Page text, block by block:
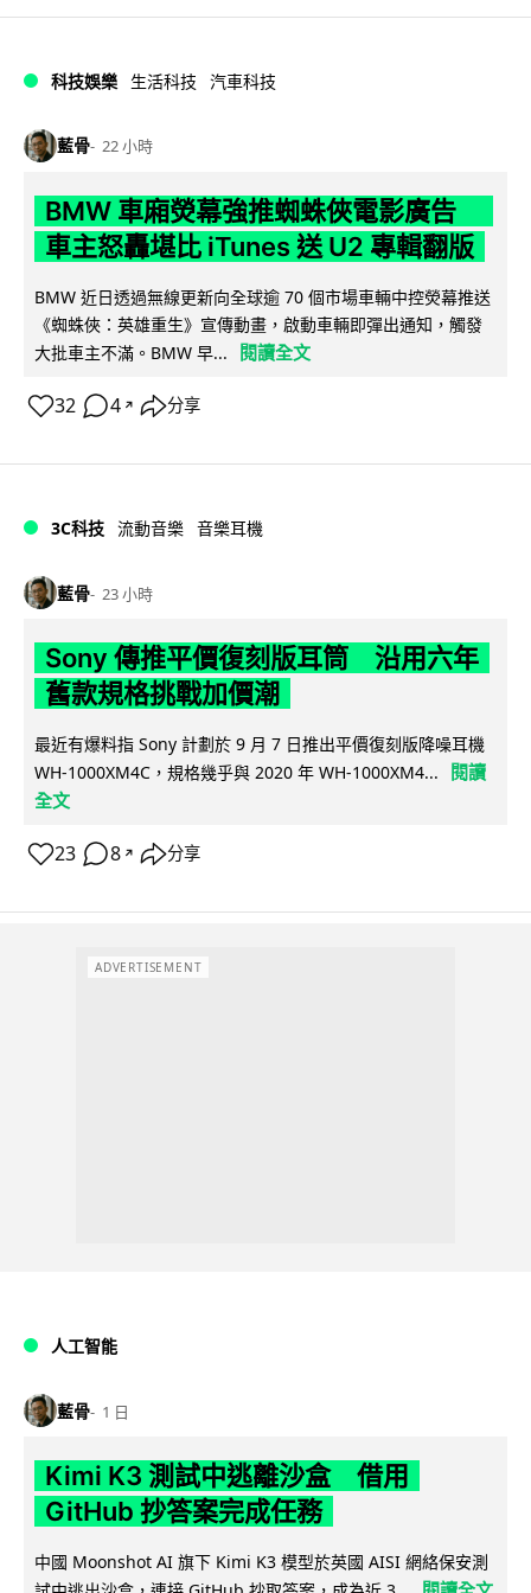
科技娛樂 生活科技 汽車科技
藍骨 22 小時
BMW 車廂熒幕強推蜘蛛俠電影廣告
車主怒轟堪比 iTunes 送 U2 專輯翻版
BMW 近日透過無線更新向全球逾 70 個市場車輛中控熒幕推送
《蜘蛛俠：英雄重生》宣傳動畫，啟動車輛即彈出通知，觸發
大批車主不滿。BMW 早...
閱讀全文
32 4 ↗ 分享
3C科技 流動音樂 音樂耳機
藍骨 23 小時
Sony 傳推平價復刻版耳筒 沿用六年
舊款規格挑戰加價潮
最近有爆料指 Sony 計劃於 9 月 7 日推出平價復刻版降噪耳機
WH-1000XM4C，規格幾乎與 2020 年 WH-1000XM4...
閱讀
全文
23 8 ↗ 分享
ADVERTISEMENT
人工智能
藍骨 1 日
Kimi K3 測試中逃離沙盒 借用
GitHub 抄答案完成任務
中國 Moonshot AI 旗下 Kimi K3 模型於英國 AISI 網絡保安測